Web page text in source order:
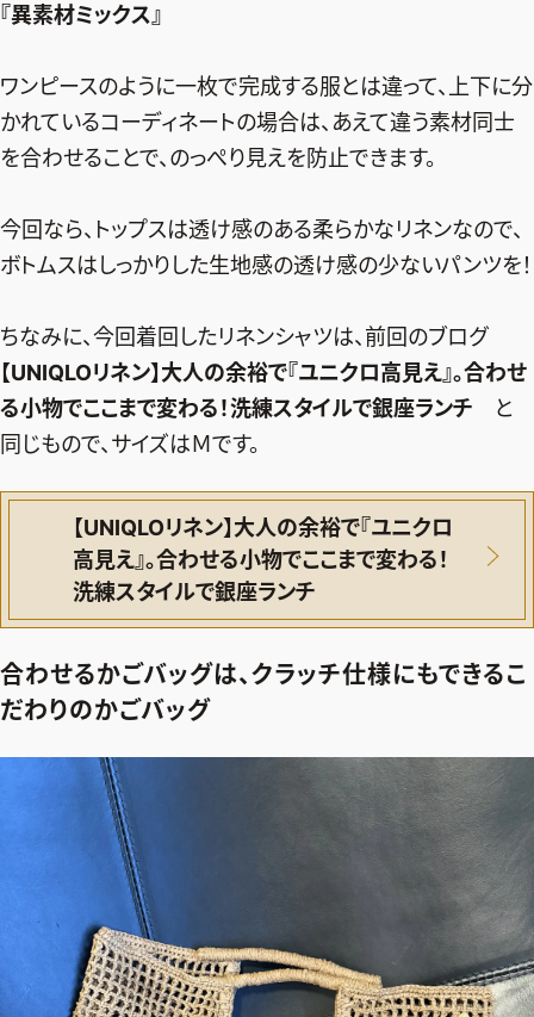
『異素材ミックス』
ワンピースのように一枚で完成する服とは違って、上下に分
かれているコーディネートの場合は、あえて違う素材同士
を合わせることで、のっぺり見えを防止できます。
今回なら、トップスは透け感のある柔らかなリネンなので、
ボトムスはしっかりした生地感の透け感の少ないパンツを！
ちなみに、今回着回したリネンシャツは、前回のブログ
【UNIQLOリネン】大人の余裕で『ユニクロ高見え』。合わせ
る小物でここまで変わる！洗練スタイルで銀座ランチ と
同じもので、サイズはＭです。
【UNIQLOリネン】大人の余裕で『ユニクロ
高見え』。合わせる小物でここまで変わる！
洗練スタイルで銀座ランチ
合わせるかごバッグは、クラッチ仕様にもできるこ
だわりのかごバッグ